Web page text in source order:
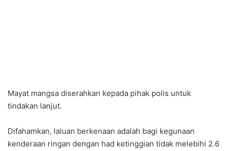
Mayat mangsa diserahkan kepada pihak polis untuk
tindakan lanjut.
Difahamkan, laluan berkenaan adalah bagi kegunaan
kenderaan ringan dengan had ketinggian tidak melebihi 2.6